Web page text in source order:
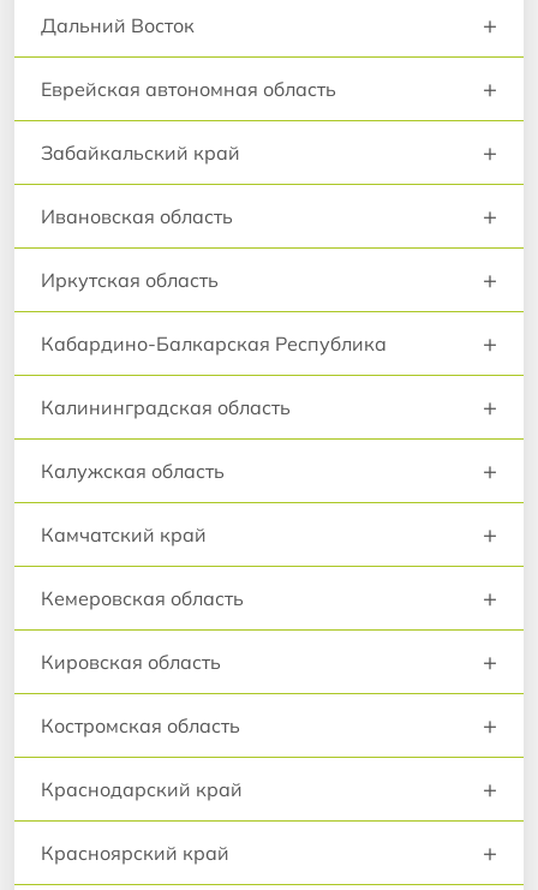
Дальний Восток +
Еврейская автономная область +
Забайкальский край +
Ивановская область +
Иркутская область +
Кабардино-Балкарская Республика +
Калининградская область +
Калужская область +
Камчатский край +
Кемеровская область +
Кировская область +
Костромская область +
Краснодарский край +
Красноярский край +